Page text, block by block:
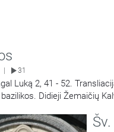
31
Luką 2, 41 - 52.
Didieji Žemaičių